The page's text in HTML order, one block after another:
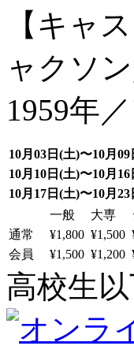
【キャ
ャクソ
1959年
10月03日(土)〜10月09
10月10日(土)〜10月16
10月17日(土)〜10月23
一般
大専
通常
¥1,800 ¥1,500
会員
¥1,500 ¥1,200
高校生